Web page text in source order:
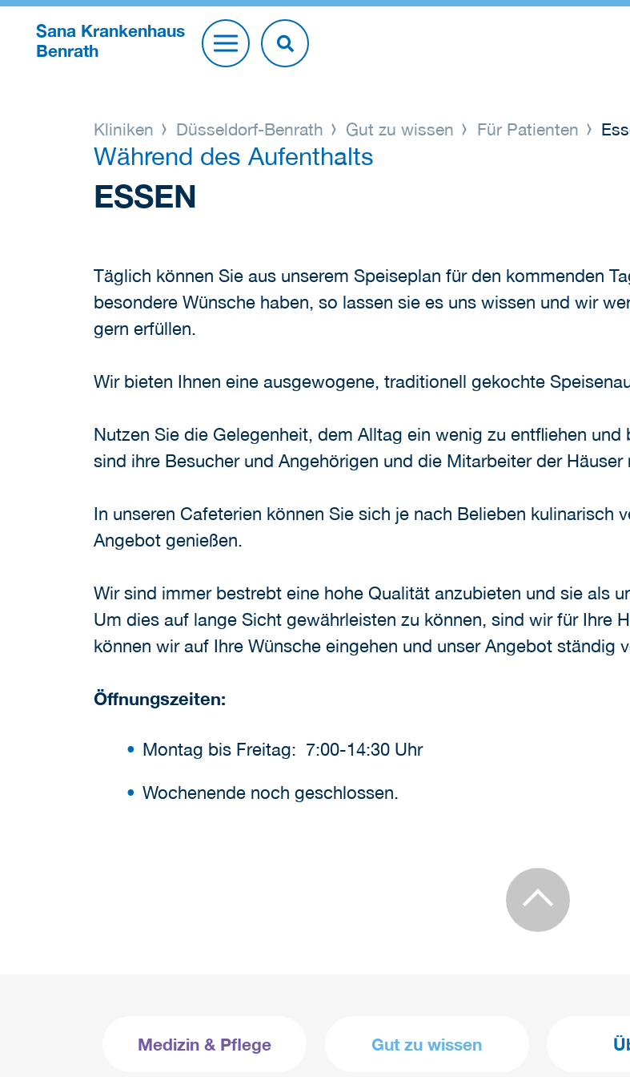
Sana Krankenhaus
Benrath
Kliniken Düsseldorf-Benrath Gut zu wissen Für Patienten
Während des Aufenthalts
ESSEN
Täglich können Sie aus unserem Speiseplan für den kommenden
besondere Wünsche haben, so lassen sie es uns wissen und wir
gern erfüllen.
Wir bieten Ihnen eine ausgewogene, traditionell gekochte
Nutzen Sie die Gelegenheit, dem Alltag ein wenig zu entfliehen
sind ihre Besucher und Angehörigen und die Mitarbeiter der
In unseren Cafeterien können Sie sich je nach Belieben kulinarisch
Angebot genießen.
Wir sind immer bestrebt eine hohe Qualität anzubieten und sie als
Um dies auf lange Sicht gewährleisten zu können, sind wir für Ihre
können wir auf Ihre Wünsche eingehen und unser Angebot ständig
Öffnungszeiten:
Montag bis Freitag: 7:00-14:30 Uhr
Wochenende noch geschlossen.
Medizin & Pflege Gut zu wissen